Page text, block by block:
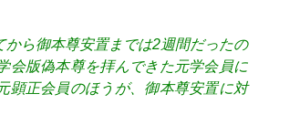
ら御本尊安置までは2週間だったの
会版偽本尊を拝んできた元学会員に
顕正会員のほうが、御本尊安置に対